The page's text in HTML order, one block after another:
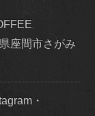
座間市さがみ
・